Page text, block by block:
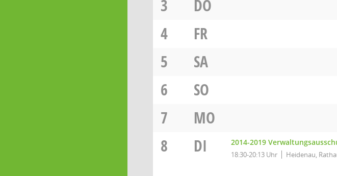
3
DO
4
FR
5
SA
6
SO
7
MO
8
DI 2014-2019
18:30-20:13 Uhr Heidenau,